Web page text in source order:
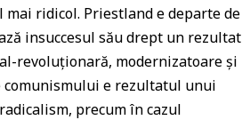
ridicol. Priestland e departe de
insuccesul său drept un rezultat
revoluţionară, modernizatoare şi
comunismului e rezultatul unui
precum în cazul